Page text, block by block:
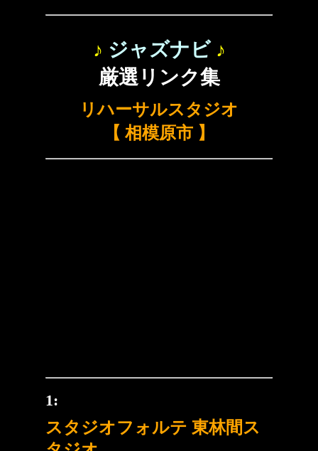
♪ ジャズナビ♪
厳選リンク集
リハーサルスタジオ
【 相模原市 】
1:
スタジオフォルテ 東林間ス